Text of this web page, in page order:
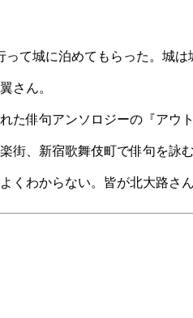
って城に泊めてもらった。城
さん。
た俳句アンソロジーの『アウ
街、新宿歌舞伎町で俳句を詠
くわからない。皆が北大路さ